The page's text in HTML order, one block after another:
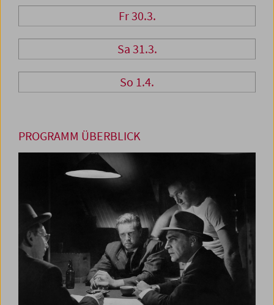
Fr 30.3.
Sa 31.3.
So 1.4.
PROGRAMM ÜBERBLICK